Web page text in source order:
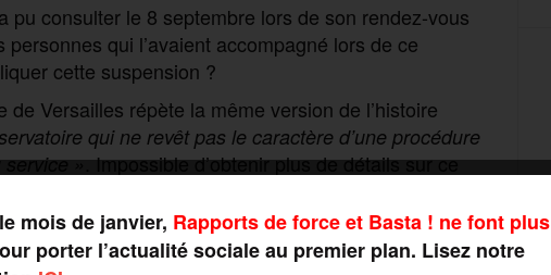
pu consulter le 8 septembre lors de son rendez-vous
qui l’avaient accompagné lors de ce
cette suspension ?
Versailles répète la même version de l’histoire
qui ne revêt pas le caractère d’une procédure
service ». Impossible d’obtenir plus de détails sur ce
», malgré notre demande de précision.
d’un audit réalisé en février 2022 à Joliot-Curie par
de la recherche (IGESR). Suite à cette mission,« les
mois de janvier, Rapports de force et Basta ! ne font plus
porter l’actualité sociale au premier plan. Lisez notre